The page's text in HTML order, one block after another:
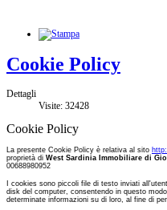
Cookie Policy
Dettagli
Visite: 32428
Cookie Policy
La presente Cookie Policy è relativa al sito
proprietà di West Sardinia Immobiliare di
00688980952
I cookies sono piccoli file di testo inviati
disk del computer, consentendo in questo
determinate informazioni su di loro, al fine di